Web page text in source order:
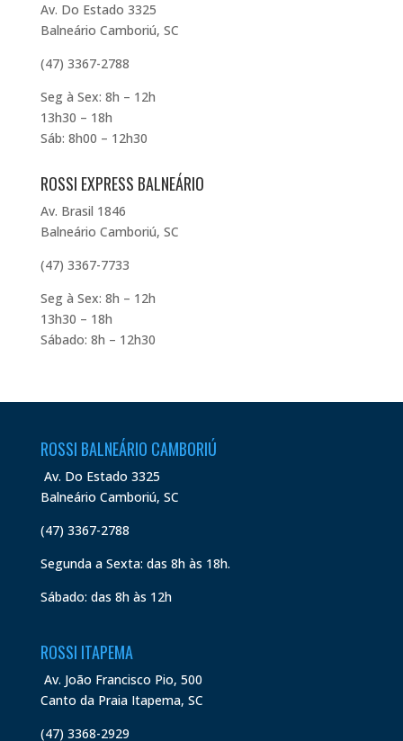
Av. Do Estado 3325
Balneário Camboriú, SC
(47) 3367-2788
Seg à Sex: 8h – 12h
13h30 – 18h
Sáb: 8h00 – 12h30
ROSSI EXPRESS BALNEÁRIO
Av. Brasil 1846
Balneário Camboriú, SC
(47) 3367-7733
Seg à Sex: 8h – 12h
13h30 – 18h
Sábado: 8h – 12h30
ROSSI BALNEÁRIO CAMBORIÚ
Av. Do Estado 3325
Balneário Camboriú, SC
(47) 3367-2788
Segunda a Sexta: das 8h às 18h.
Sábado: das 8h às 12h
ROSSI ITAPEMA
Av. João Francisco Pio, 500
Canto da Praia Itapema, SC
(47) 3368-2929